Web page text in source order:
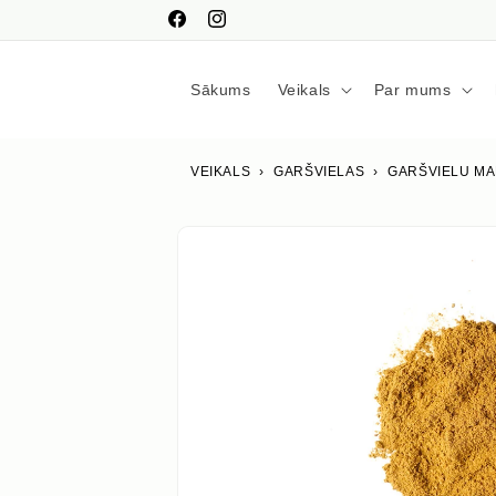
saturu
FacebookInstagram
Sākums Veikals Par mums
VEIKALS › GARŠVIELAS › GARŠVIELU